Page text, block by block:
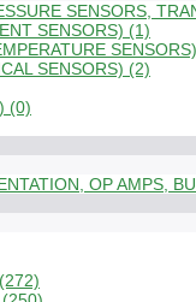
SENSORS,
SENSORS) (1)
SENSORS) (2)
(0)
OP AMPS,